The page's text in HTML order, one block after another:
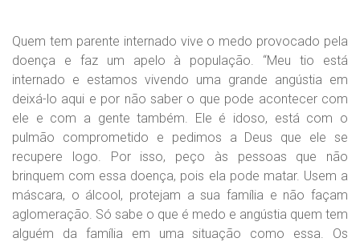
Quem tem parente internado vive o medo provocado pela
doença e faz um apelo à população. “Meu tio está
internado e estamos vivendo uma grande angústia em
deixá-lo aqui e por não saber o que pode acontecer com
ele e com a gente também. Ele é idoso, está com o
pulmão comprometido e pedimos a Deus que ele se
recupere logo. Por isso, peço às pessoas que não
brinquem com essa doença, pois ela pode matar. Usem a
máscara, o álcool, protejam a sua família e não façam
aglomeração. Só sabe o que é medo e angústia quem tem
alguém da família em uma situação como essa. Os